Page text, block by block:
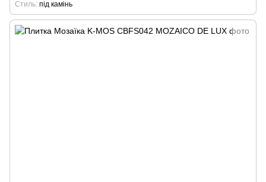
Стиль під камінь